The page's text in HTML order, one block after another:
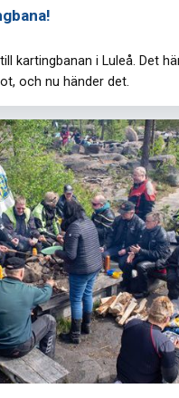
kartingbanan i Luleå. Det
och nu händer det.